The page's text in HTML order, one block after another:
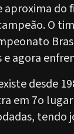
aproxima do
O
agora
desde
em 7o
tendo